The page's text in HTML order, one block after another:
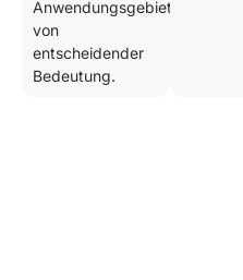
Anwendungsgebiete
von
entscheidender
Bedeutung.